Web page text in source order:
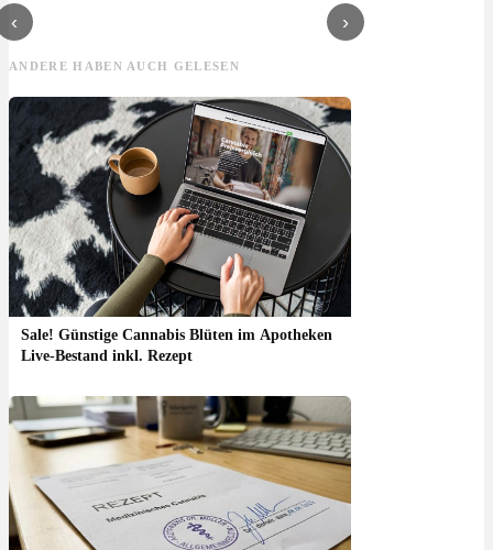
‹
Fabiene – Video
Doku
›
ANDERE HABEN AUCH GELESEN
Sale! Günstige Cannabis Blüten im Apotheken
Live-Bestand inkl. Rezept